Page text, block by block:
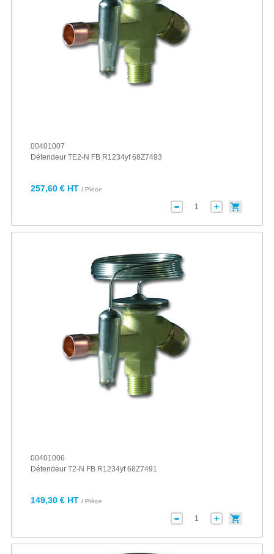
00401007
Détendeur TE2-N FB R1234yf 68Z7493
257,60 € HT / Pièce
00401006
Détendeur T2-N FB R1234yf 68Z7491
149,30 € HT / Pièce